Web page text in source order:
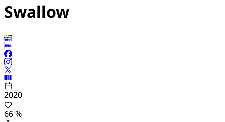
Swallow
2020
66 %